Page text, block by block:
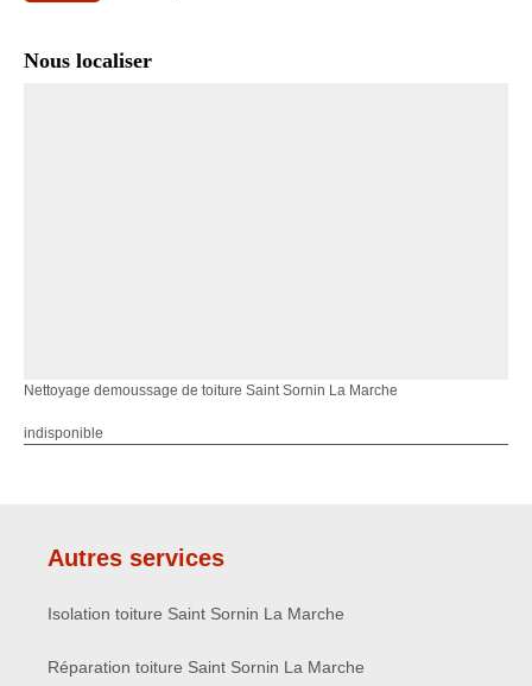
Nous localiser
Nettoyage demoussage de toiture Saint Sornin La Marche
indisponible
Autres services
Isolation toiture Saint Sornin La Marche
Réparation toiture Saint Sornin La Marche